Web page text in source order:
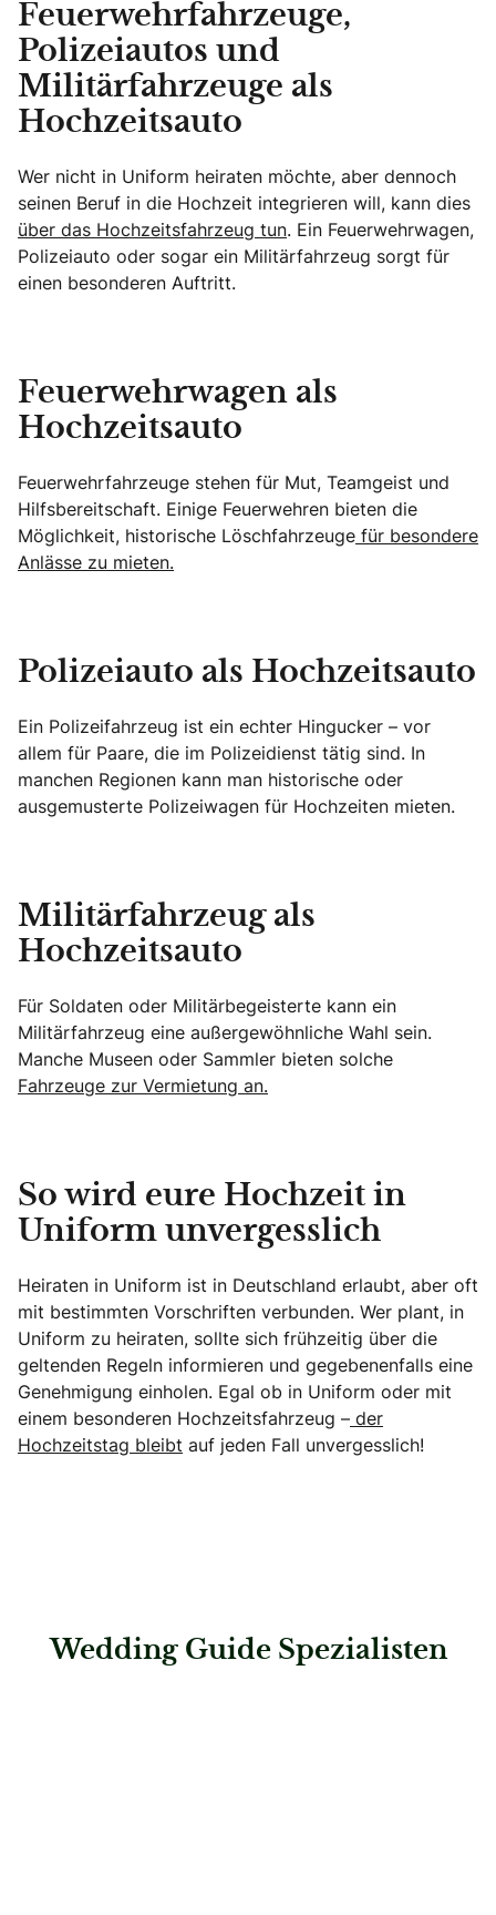
Feuerwehrfahrzeuge,
Polizeiautos und
Militärfahrzeuge als
Hochzeitsauto
Wer nicht in Uniform heiraten möchte, aber dennoch
seinen Beruf in die Hochzeit integrieren will, kann dies
über das Hochzeitsfahrzeug tun. Ein Feuerwehrwagen,
Polizeiauto oder sogar ein Militärfahrzeug sorgt für
einen besonderen Auftritt.
Feuerwehrwagen als
Hochzeitsauto
Feuerwehrfahrzeuge stehen für Mut, Teamgeist und
Hilfsbereitschaft. Einige Feuerwehren bieten die
Möglichkeit, historische Löschfahrzeuge für besondere
Anlässe zu mieten.
Polizeiauto als Hochzeitsauto
Ein Polizeifahrzeug ist ein echter Hingucker – vor
allem für Paare, die im Polizeidienst tätig sind. In
manchen Regionen kann man historische oder
ausgemusterte Polizeiwagen für Hochzeiten mieten.
Militärfahrzeug als
Hochzeitsauto
Für Soldaten oder Militärbegeisterte kann ein
Militärfahrzeug eine außergewöhnliche Wahl sein.
Manche Museen oder Sammler bieten solche
Fahrzeuge zur Vermietung an.
So wird eure Hochzeit in
Uniform unvergesslich
Heiraten in Uniform ist in Deutschland erlaubt, aber oft
mit bestimmten Vorschriften verbunden. Wer plant, in
Uniform zu heiraten, sollte sich frühzeitig über die
geltenden Regeln informieren und gegebenenfalls eine
Genehmigung einholen. Egal ob in Uniform oder mit
einem besonderen Hochzeitsfahrzeug – der
Hochzeitstag bleibt auf jeden Fall unvergesslich!
Wedding Guide Spezialisten